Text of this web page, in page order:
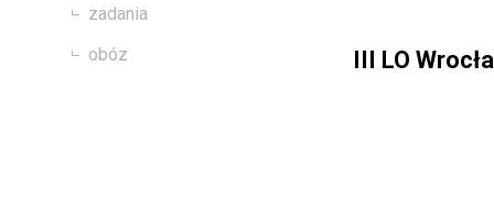
zadania
obóz
III LO